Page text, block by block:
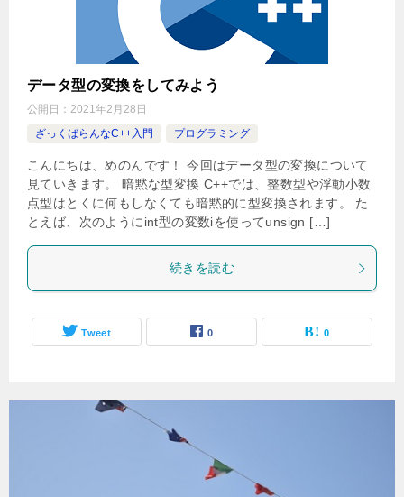
データ型の変換をしてみよう
公開日： 2021年2月28日
ざっくばらんなC++入門
プログラミング
こんにちは、めのんです！ 今回はデータ型の変換について
見ていきます。 暗黙な型変換 C++では、整数型や浮動小数
点型はとくに何もしなくても暗黙的に型変換されます。 た
とえば、次のようにint型の変数iを使ってunsign […]
続きを読む
Tweet 0 0